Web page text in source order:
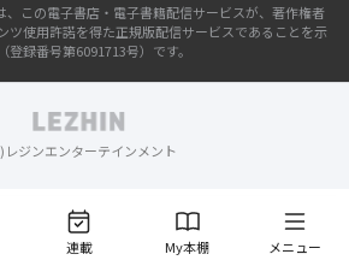
連載 My本棚 メニュー
、この電子書店・電子書籍配信サービスが、著作権者
ツ使用許諾を得た正規版配信サービスであることを示
登録番号第6091713号）です。
レジンエンターテインメント